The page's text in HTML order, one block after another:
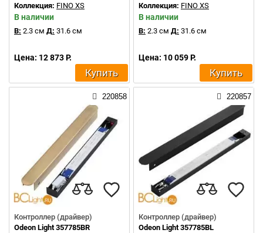
Коллекция: FINO XS
В наличии
В: 2.3 см Д: 31.6 см
Цена: 12 873 Р.
Купить
Коллекция: FINO XS
В наличии
В: 2.3 см Д: 31.6 см
Цена: 10 059 Р.
Купить
220858
Контроллер (драйвер)
Odeon Light 357785BR
220857
Контроллер (драйвер)
Odeon Light 357785BL